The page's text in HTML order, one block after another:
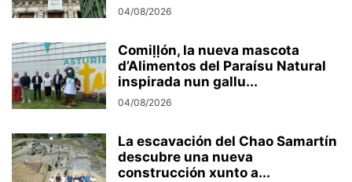
04/08/2026
Comiḷḷón, la nueva mascota
d’Alimentos del Paraísu Natural
inspirada nun gallu...
04/08/2026
La escavación del Chao Samartín
descubre una nueva
construcción xunto a...